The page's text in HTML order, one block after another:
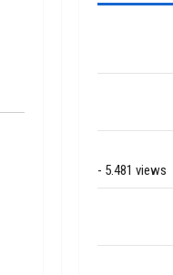
- 5.481 views